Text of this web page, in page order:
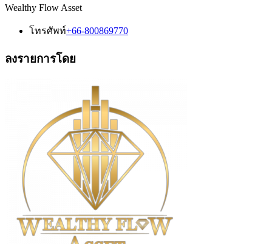
Wealthy Flow Asset
โทรศัพท์+66-800869770
ลงรายการโดย